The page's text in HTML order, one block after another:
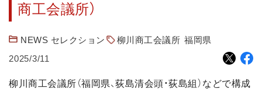
商工会議所）
NEWS セレクション 柳川商工会議所 福岡県
2025/3/11
柳川商工会議所（福岡県、荻島清会頭・荻島組）などで構成